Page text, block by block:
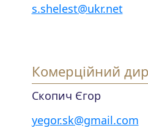
s.shelest@ukr.net
Комерційний
Скопич Єгор
yegor.sk@gmail.com